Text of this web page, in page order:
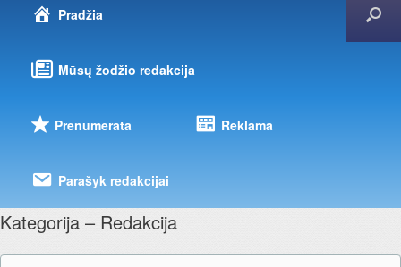
Pradžia
Mūsų žodžio redakcija
Prenumerata Reklama
Parašyk redakcijai
Kategorija – Redakcija